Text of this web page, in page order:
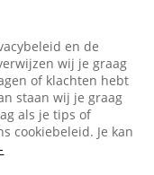
en de
wij je graag
of klachten hebt
staan wij je graag
als je tips of
cookiebeleid. Je kan